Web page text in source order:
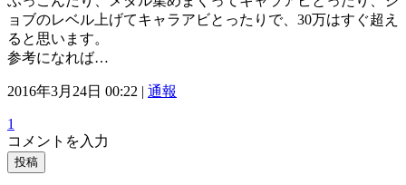
ョブのレベル上げてキャラアビとったりで、30万はすぐ超え
ると思います。
参考になれば…
2016年3月24日 00:22 | 通報
1
コメントを入力
投稿